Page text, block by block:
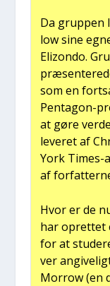
Da
low sine
Elizon­do.
som en
Pen­ta­gon-
at gøre
leve­ret af
York Times-
af
Hvor er de
har opret­tet
for at
ver
Mor­row (en